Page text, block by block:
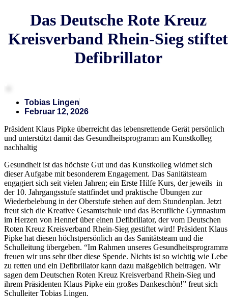
Das Deutsche Rote Kreuz
Kreisverband Rhein-Sieg stiftet
Defibrillator
Tobias Lingen
Februar 12, 2026
Präsident Klaus Pipke überreicht das lebensrettende Gerät persönlich
und unterstützt damit das Gesundheitsprogramm am Kunstkolleg
nachhaltig
Gesundheit ist das höchste Gut und das Kunstkolleg widmet sich
dieser Aufgabe mit besonderem Engagement. Das Sanitätsteam
engagiert sich seit vielen Jahren; ein Erste Hilfe Kurs, der jeweils in
der 10. Jahrgangsstufe stattfindet und praktische Übungen zur
Wiederbelebung in der Oberstufe stehen auf dem Stundenplan. Jetzt
freut sich die Kreative Gesamtschule und das Berufliche Gymnasium
im Herzen von Hennef über einen Defibrillator, der vom Deutschen
Roten Kreuz Kreisverband Rhein-Sieg gestiftet wird! Präsident Klaus
Pipke hat diesen höchstpersönlich an das Sanitätsteam und die
Schulleitung übergeben. “Im Rahmen unseres
freuen wir uns sehr über diese Spende. Nichts ist so wichtig wie
zu retten und ein Defibrillator kann dazu maßgeblich beitragen. Wir
sagen dem Deutschen Roten Kreuz Kreisverband Rhein-Sieg und
ihrem Präsidenten Klaus Pipke ein großes Dankeschön!” freut sich
Schulleiter Tobias Lingen.